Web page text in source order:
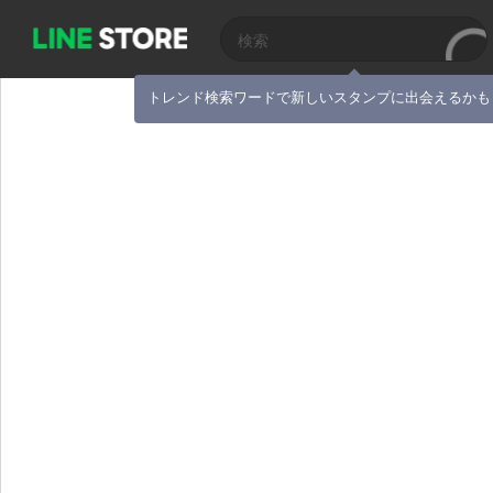
トレンド検索ワードで新しいスタンプに出会えるか